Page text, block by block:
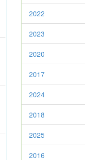
2022
2023
2020
2017
2024
2018
2025
2016